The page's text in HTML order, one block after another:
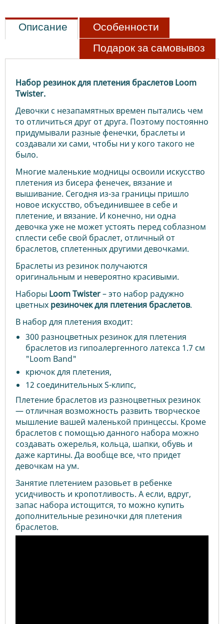
Описание
Особенности
Подарок за самовывоз
Набор резинок для плетения браслетовLoom
Twister.
Девочки с незапамятных времен пытались чем
то отличиться друг от друга. Поэтому постоянно
придумывали разные фенечки, браслеты и
создавали хи сами, чтобы ни у кого такого не
было.
Многие маленькие модницы освоили искусство
плетения из бисера фенечек, вязание и
вышивание. Сегодня из-за границы пришло
новое искусство, объединившее в себе и
плетение, и вязание. И конечно, ни одна
девочка уже не может устоять перед соблазном
сплести себе свой браслет, отличный от
браслетов, сплетенных другими девочками.
Браслеты из резинок получаются
оригинальным и невероятно красивыми.
Наборы Loom Twister– это набор радужно
цветных резиночек для плетения браслетов.
В набор для плетения входит:
300 разноцветных резинок для плетения
браслетов из гипоалергенного латекса 1.7 см
"Loom Band"
крючок для плетения,
12 соединительных S-клипс,
Плетение браслетов из разноцветных резинок
— отличная возможность развить творческое
мышление вашей маленькой принцессы. Кроме
браслетов с помощью данного набора можно
создавать ожерелья, кольца, шапки, обувь и
даже картины. Да вообще все, что придет
девочкам на ум.
Занятие плетением разовьет в ребенке
усидчивость и кропотливость. А если, вдруг,
запас набора истощится, то можно купить
дополнительные резиночки для плетения
браслетов.